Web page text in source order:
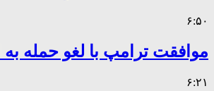
۶:۵۰
موافقت ترامپ با لغو حمله به
۶:۲۱